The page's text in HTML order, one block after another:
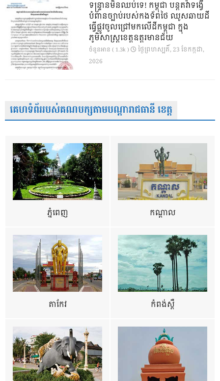
ទន្ទ្រានមិនឈប់ទេ! កម្ពុជា បន្តតវ៉ាទង្វើ
បំពានច្បាប់របស់កងទ័ពថៃ ឈូសឆាយដី
ធ្វើផ្លូវចូលជ្រៅមកលើដីកម្ពុជា ក្នុង
ភូមិសាស្ត្រខេត្តឧត្តរមានជ័យ
ចំនួនអាន ( 1.3k )
ថ្ងៃ​ព្រហស្បតិ៍, 23 ខែ​កក្កដា,
2026
គេហទំព័ររបស់គណបក្សតាមបណ្តារាជធានី ខេត្ត
ភ្នំពេញ កណ្តាល
តាកែវ កំពង់ស្ពឺ